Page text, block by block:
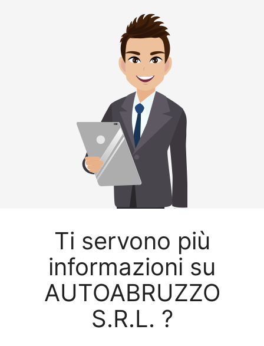
Ti servono più
informazioni su
AUTOABRUZZO
S.R.L. ?